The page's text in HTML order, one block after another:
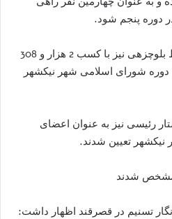
دوره پنجم شود.
صالحی اضافه کرد: عبدالباسط بلوچزهی نیز با کسب 2 هزار و 308
دوره شورای اسلامی شهر نیکشهر
رئیسی نیز به عنوان اعضای
تعیین شدند.
شدند
تسنیم در قصرقند اظهار داشت: